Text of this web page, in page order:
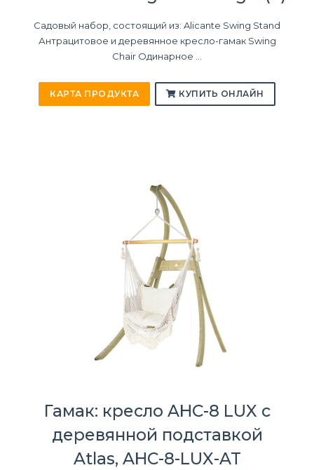
Садовый набор, состоящий из: Alicante Swing Stand
Антрацитовое и деревянное кресло-гамак Swing
Chair Одинарное ...
КАРТА ПРОДУКТА КУПИТЬ ОНЛАЙН
Гамак: кресло AHC-8 LUX с
деревянной подставкой
Atlas, AHC-8-LUX-AT